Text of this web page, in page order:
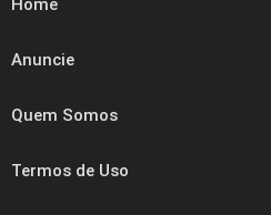
Home
Anuncie
Quem Somos
Termos de Uso